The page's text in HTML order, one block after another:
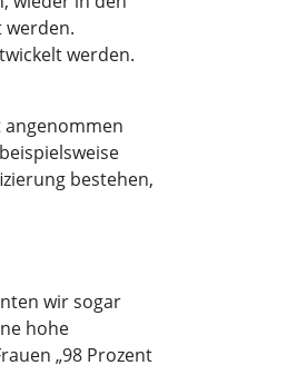
werden.
werden.
angenommen
bestehen,
wir sogar
hohe
„98 Prozent